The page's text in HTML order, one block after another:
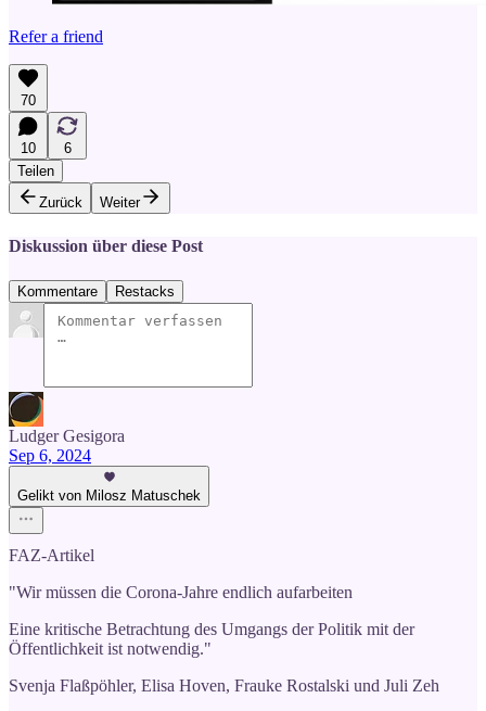
Refer a friend
70
10
6
Teilen
Zurück
Weiter
Diskussion über diese Post
Kommentare Restacks
Ludger Gesigora
Sep 6, 2024
Gelikt von Milosz Matuschek
FAZ-Artikel
"Wir müssen die Corona-Jahre endlich aufarbeiten
Eine kritische Betrachtung des Umgangs der Politik mit der
Öffentlichkeit ist notwendig."
Svenja Flaßpöhler, Elisa Hoven, Frauke Rostalski und Juli Zeh